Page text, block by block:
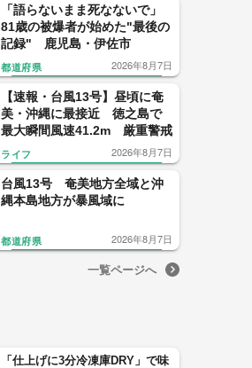
「語らないまま死なないで」
81歳の被爆者が始めた"最後の
記録" 鹿児島・伊佐市
都道府県 2026年8月7日
【速報・台風13号】昼頃に奄
美・沖縄に最接近 徳之島で
最大瞬間風速41.2m 厳重警戒
ライフ 2026年8月7日
台風13号 奄美地方全域と沖
縄本島地方が暴風域に
都道府県 2026年8月7日
一覧ページへ
「仕上げに3分冷凍庫DRY」で味